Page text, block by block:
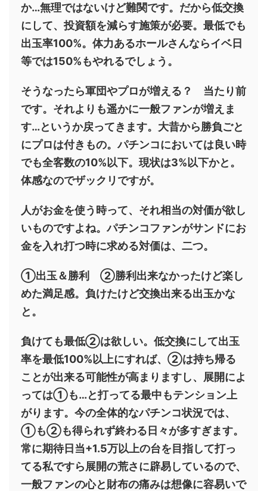
か…無理ではないけど難関です。だから低交換
にして、投資額を減らす施策が必要。最低でも
出玉率100%。体力あるホールさんならイベ日
等では150%もやれるでしょう。
そうなったら軍団やプロが増える？ 当たり前
です。それよりも遥かに一般ファンが増えま
す…というか戻ってきます。大昔から勝負ごと
にプロは付きもの。パチンコにおいては良い時
でも全客数の10%以下。現状は3%以下かと。
体感なのでザックリですが。
人がお金を使う時って、それ相当の対価が欲し
いものですよね。パチンコファンがサンドにお
金を入れ打つ時に求める対価は、二つ。
①出玉＆勝利 ②勝利出来なかったけど楽し
めた満足感。負けたけど交換出来る出玉かな
と。
負けても最低②は欲しい。低交換にして出玉
率を最低100%以上にすれば、②は持ち帰る
ことが出来る可能性が高まりますし、展開によ
っては①も…と打ってる最中もテンション上
がります。今の全体的なパチンコ状況では、
①も②も得られず終わる日々が多すぎます。
常に期待日当+1.5万以上の台を目指して打っ
てる私ですら展開の荒さに辟易しているので、
一般ファンの心と財布の痛みは想像に容易いで